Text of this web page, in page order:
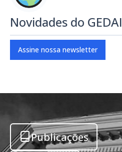
Novidades do GEDAI
Assine nossa newsletter
Publicações